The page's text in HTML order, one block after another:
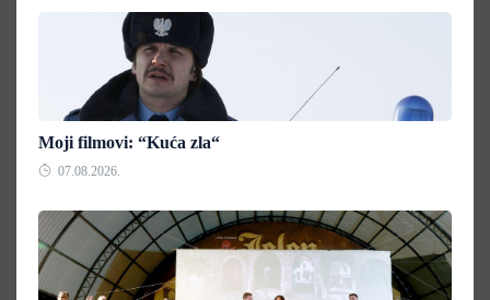
Moji filmovi: “Kuća zla“
07.08.2026.